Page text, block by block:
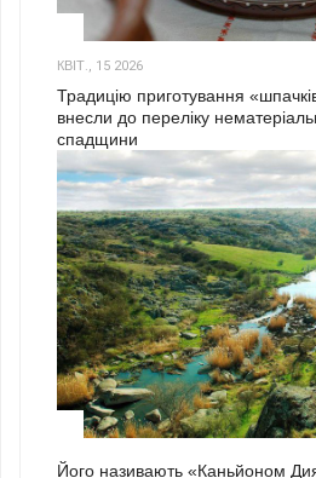
КВІТ., 15 2026
Традицію приготування
внесли до переліку
спадщини
Його називають «Каньйоном